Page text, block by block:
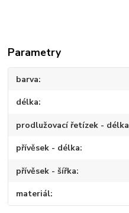
Parametry
barva
délka
prodlužovací řetízek - délka
přívěsek - délka
přívěsek - šířka
materiál